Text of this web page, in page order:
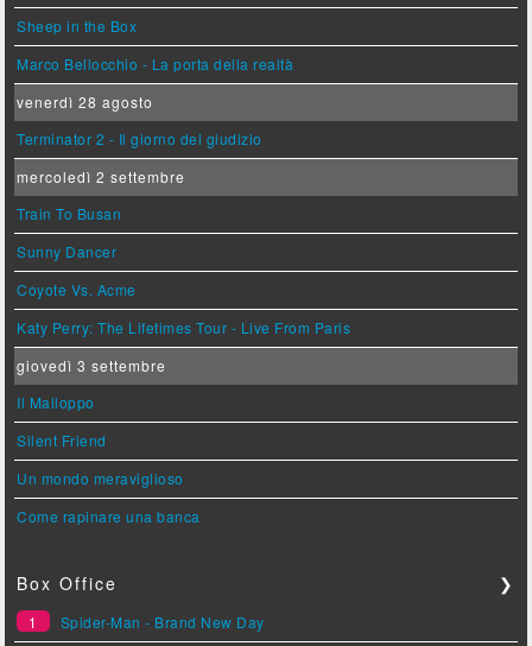
Sheep in the Box
Marco Bellocchio - La porta della realtà
venerdì 28 agosto
Terminator 2 - Il giorno del giudizio
mercoledì 2 settembre
Train To Busan
Sunny Dancer
Coyote Vs. Acme
Katy Perry: The Lifetimes Tour - Live From Paris
giovedì 3 settembre
Il Malloppo
Silent Friend
Un mondo meraviglioso
Come rapinare una banca
Box Office ❯
1
Spider-Man - Brand New Day